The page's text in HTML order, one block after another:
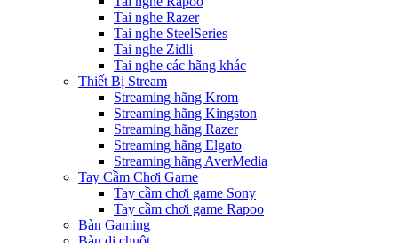
Tai nghe Razer
Tai nghe SteelSeries
Tai nghe Zidli
Tai nghe các hãng khác
Thiết Bị Stream
Streaming hãng Krom
Streaming hãng Kingston
Streaming hãng Razer
Streaming hãng Elgato
Streaming hãng AverMedia
Tay Cầm Chơi Game
Tay cầm chơi game Sony
Tay cầm chơi game Rapoo
Bàn Gaming